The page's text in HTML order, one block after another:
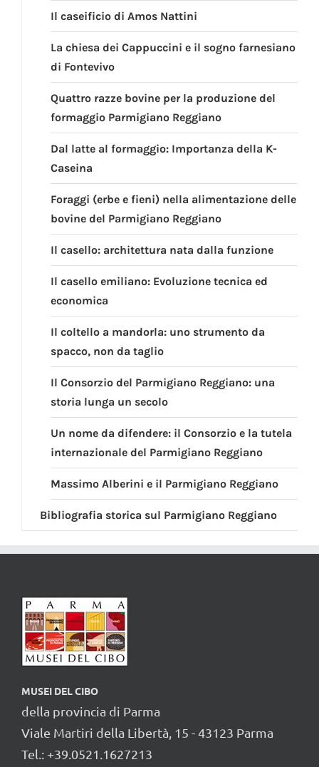
Il caseificio di Amos Nattini
La chiesa dei Cappuccini e il sogno farnesiano
di Fontevivo
Quattro razze bovine per la produzione del
formaggio Parmigiano Reggiano
Dal latte al formaggio: Importanza della K-
Caseina
Foraggi (erbe e fieni) nella alimentazione delle
bovine del Parmigiano Reggiano
Il casello: architettura nata dalla funzione
Il casello emiliano: Evoluzione tecnica ed
economica
Il coltello a mandorla: uno strumento da
spacco, non da taglio
Il Consorzio del Parmigiano Reggiano: una
storia lunga un secolo
Un nome da difendere: il Consorzio e la tutela
internazionale del Parmigiano Reggiano
Massimo Alberini e il Parmigiano Reggiano
Bibliografia storica sul Parmigiano Reggiano
MUSEI DEL CIBO
della provincia di Parma
Viale Martiri della Libertà, 15 - 43123 Parma
Tel.: +39.0521.1627213